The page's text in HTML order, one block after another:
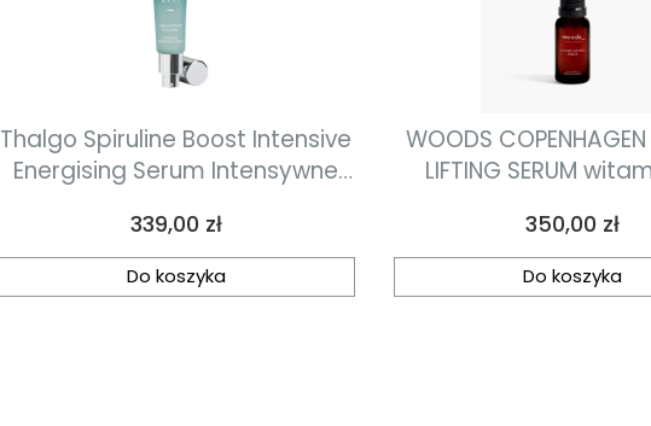
Thalgo Spiruline Boost Intensive
Energising Serum Intensywne
spiruliną 30 ml
Cena
339,00 zł
Do koszyka
WOODS
LIFTING SERUM
kompleksem
30ml
Cena
350,00 zł
Do koszyka